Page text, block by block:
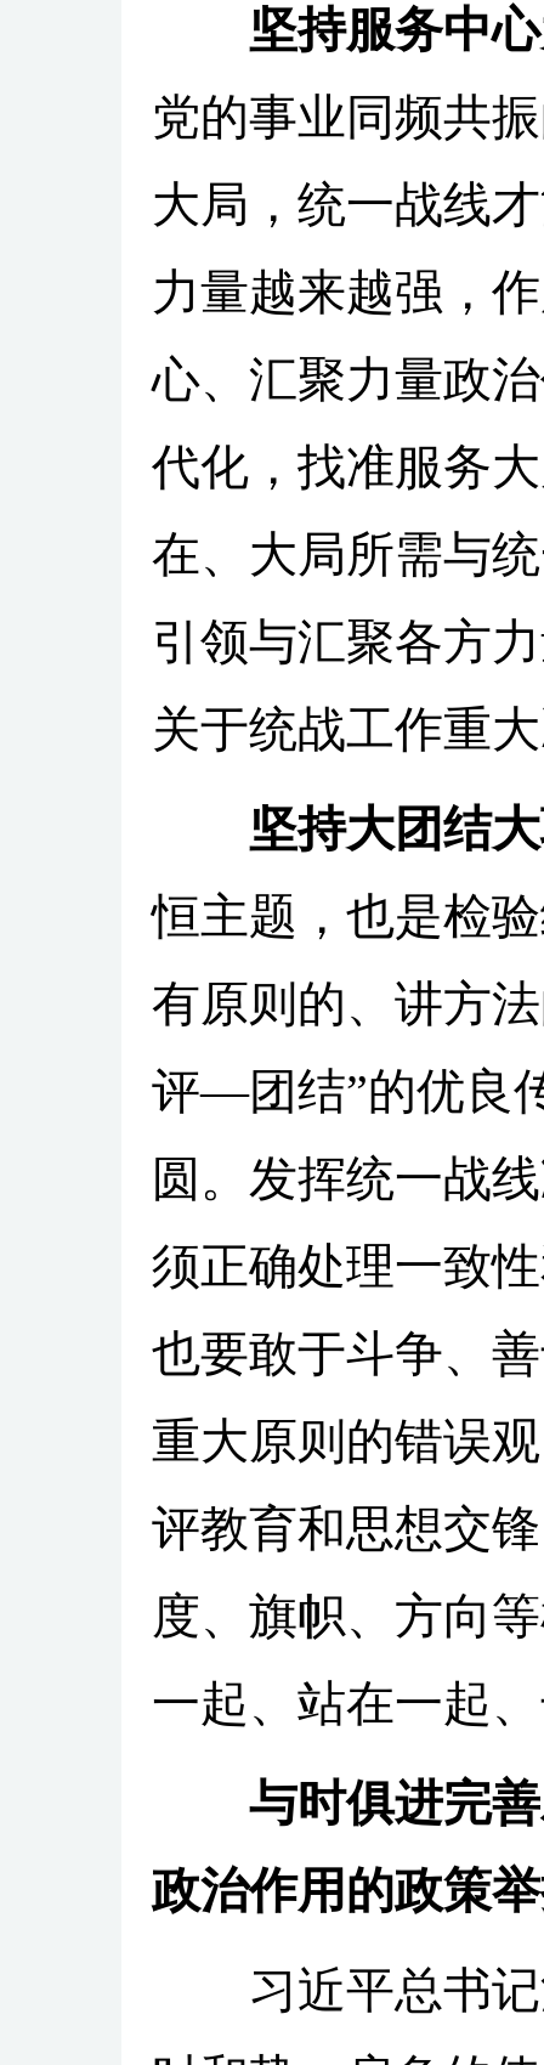
坚持服务中
党的事业同频共
大局，统一战线
力量越来越强，
心、汇聚力量政
代化，找准服务
在、大局所需与
引领与汇聚各方
关于统战工作重
坚持大团结
恒主题，也是检
有原则的、讲方
评—团结”的优良
圆。发挥统一战
须正确处理一致
也要敢于斗争、
重大原则的错误
评教育和思想交
度、旗帜、方向
一起、站在一起
与时俱进完善
政治作用的政策
习近平总书记